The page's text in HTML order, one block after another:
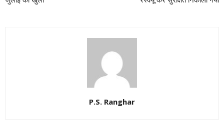
P.S. Ranghar